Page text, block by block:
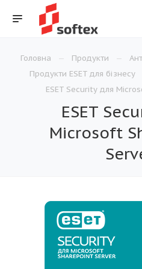
Головна Продукти
Продукти ESET для бізнесу
ESET Security для
ESET
Microsoft